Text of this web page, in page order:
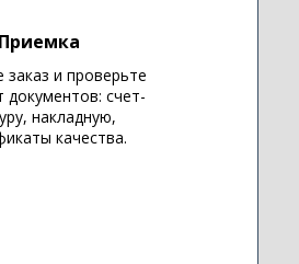
Приемка
заказ и проверьте
документов: счет-
накладную,
качества.